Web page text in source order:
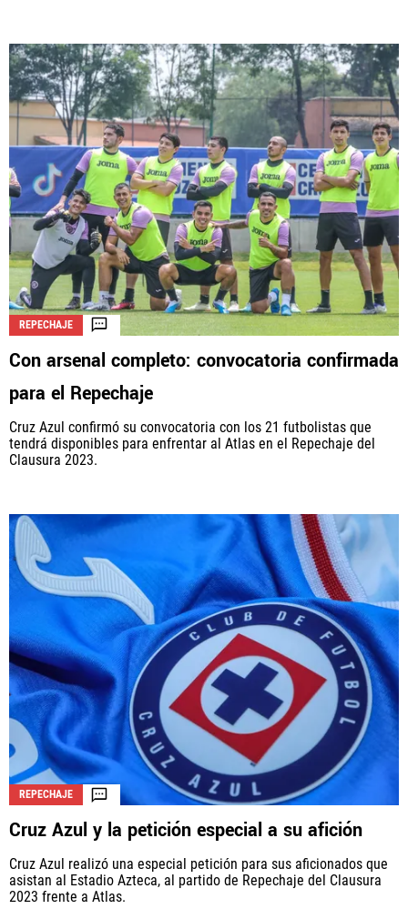
REPECHAJE
Con arsenal completo: convocatoria confirmada
para el Repechaje
Cruz Azul confirmó su convocatoria con los 21 futbolistas que
tendrá disponibles para enfrentar al Atlas en el Repechaje del
Clausura 2023.
REPECHAJE
Cruz Azul y la petición especial a su afición
Cruz Azul realizó una especial petición para sus aficionados que
asistan al Estadio Azteca, al partido de Repechaje del Clausura
2023 frente a Atlas.